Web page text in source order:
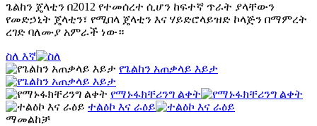
ጌልከን ጄላቲን በ2012 የተመሰረተ ሲሆን ከፍተኛ ጥራት ያላቸውን
የመድኃኒት ጄላቲን፣ የሚበላ ጄላቲን እና ሃይድሮላይዝድ ኮላጅን በማምረት
ረገድ ባለሙያ አምራች ነው።
ስለ እኛ
የጌልከን አጠቃላይ እይታ
የማኑፋክቸሪንግ ልቀት
ተልዕኮ እና ራዕይ
ማመልከቻ